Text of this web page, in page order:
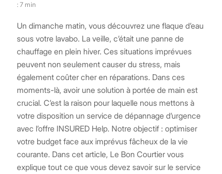
: 7 min
Un dimanche matin, vous découvrez une flaque d’eau
sous votre lavabo. La veille, c’était une panne de
chauffage en plein hiver. Ces situations imprévues
peuvent non seulement causer du stress, mais
également coûter cher en réparations. Dans ces
moments-là, avoir une solution à portée de main est
crucial. C’est la raison pour laquelle nous mettons à
votre disposition un service de dépannage d’urgence
avec l’offre INSURED Help. Notre objectif : optimiser
votre budget face aux imprévus fâcheux de la vie
courante. Dans cet article, Le Bon Courtier vous
explique tout ce que vous devez savoir sur le service